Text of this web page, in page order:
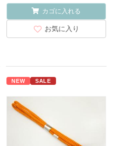
カゴに入れる
お気に入り
NEW SALE